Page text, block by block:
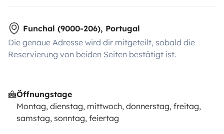
Funchal (9000-206), Portugal
Die genaue Adresse wird dir mitgeteilt, sobald die
Reservierung von beiden Seiten bestätigt ist.
Öffnungstage
Montag, dienstag, mittwoch, donnerstag, freitag,
samstag, sonntag, feiertag